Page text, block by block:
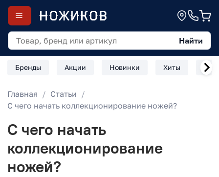
Найти
Бренды Акции Новинки Хиты
Главная
Статьи
С чего начать коллекционирование ножей?
С чего начать
коллекционирование
ножей?